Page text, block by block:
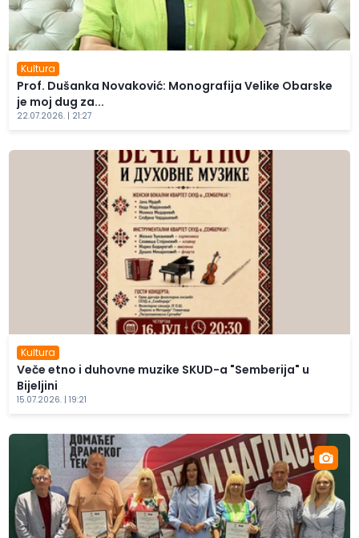
Kultura
Prof. Dušanka Novaković: Monografija Velike Obarske
je moj dug za...
22.07.2026. | 21:27
Kultura
Veče etno i duhovne muzike SKUD-a "Semberija" u
Bijeljini
15.07.2026. | 19:21